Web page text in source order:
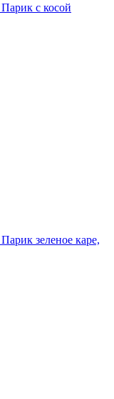
Парик с косой
Парик зеленое каре,